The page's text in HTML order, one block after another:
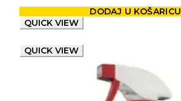
DODAJ U KOŠARICU
QUICK VIEW
QUICK VIEW